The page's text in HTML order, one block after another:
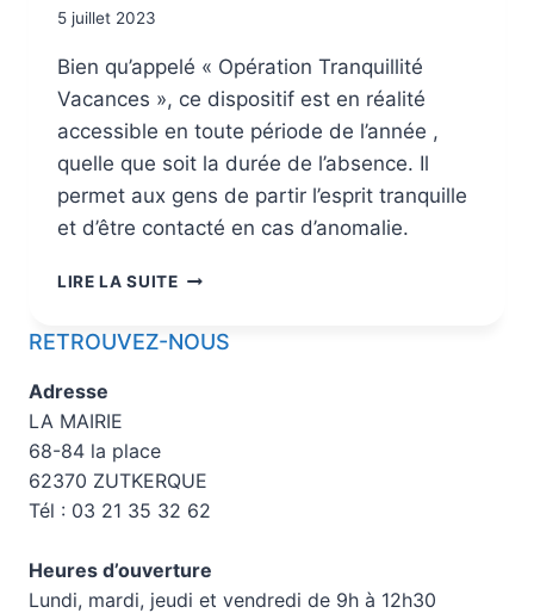
5 juillet 2023
Bien qu’appelé « Opération Tranquillité
Vacances », ce dispositif est en réalité
accessible en toute période de l’année ,
quelle que soit la durée de l’absence. Il
permet aux gens de partir l’esprit tranquille
et d’être contacté en cas d’anomalie.
LIRE LA SUITE
RETROUVEZ-NOUS
Adresse
LA MAIRIE
68-84 la place
62370 ZUTKERQUE
Tél : 03 21 35 32 62
Heures d’ouverture
Lundi, mardi, jeudi et vendredi de 9h à 12h30